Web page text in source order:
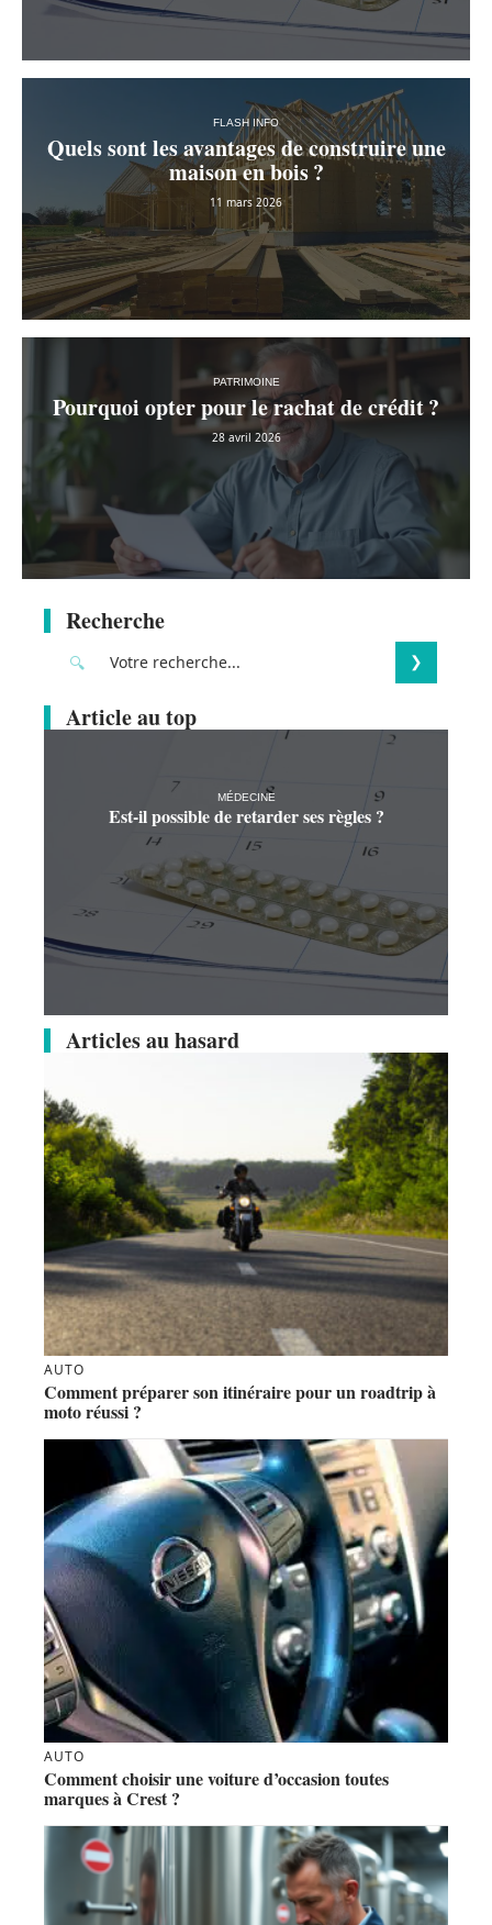
FLASH INFO
Quels sont les avantages de construire une
maison en bois ?
11 mars 2026
PATRIMOINE
Pourquoi opter pour le rachat de crédit ?
28 avril 2026
Recherche
Article au top
MÉDECINE
Est-il possible de retarder ses règles ?
Articles au hasard
AUTO
Comment préparer son itinéraire pour un roadtrip à
moto réussi ?
AUTO
Comment choisir une voiture d’occasion toutes
marques à Crest ?